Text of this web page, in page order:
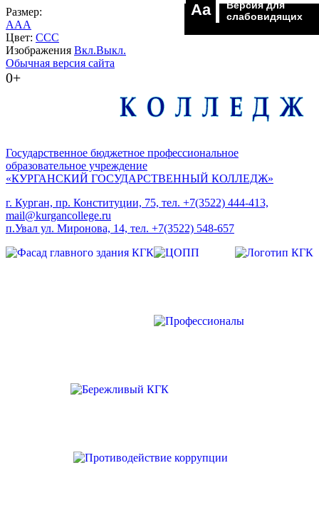
Размер:
AAA
Цвет: CCC
Изображения Вкл.Выкл.
Обычная версия сайта
0+
Aa
Версия для
слабовидящих
Государственное бюджетное профессиональное
образовательное учреждение
«КУРГАНСКИЙ ГОСУДАРСТВЕННЫЙ КОЛЛЕДЖ»
г. Курган, пр. Конституции, 75, тел. +7(3522) 444-413,
mail@kurgancollege.ru
п.Увал ул. Миронова, 14, тел. +7(3522) 548-657